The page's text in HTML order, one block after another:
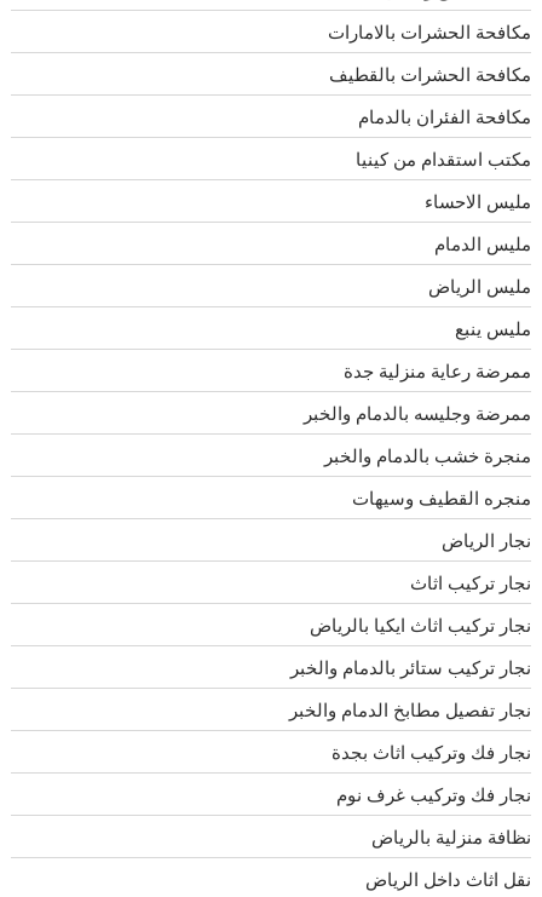
مكافحة الحشرات بالامارات
مكافحة الحشرات بالقطيف
مكافحة الفئران بالدمام
مكتب استقدام من كينيا
مليس الاحساء
مليس الدمام
مليس الرياض
مليس ينبع
ممرضة رعاية منزلية جدة
ممرضة وجليسه بالدمام والخبر
منجرة خشب بالدمام والخبر
منجره القطيف وسيهات
نجار الرياض
نجار تركيب اثاث
نجار تركيب اثاث ايكيا بالرياض
نجار تركيب ستائر بالدمام والخبر
نجار تفصيل مطابخ الدمام والخبر
نجار فك وتركيب اثاث بجدة
نجار فك وتركيب غرف نوم
نظافة منزلية بالرياض
نقل اثاث داخل الرياض